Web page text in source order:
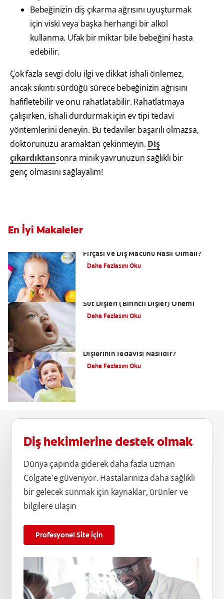
Bebeğinizin diş çıkarma ağrısını uyuşturmak
için viski veya başka herhangi bir alkol
kullanma. Ufak bir miktar bile bebeğini hasta
edebilir.
Çok fazla sevgi dolu ilgi ve dikkat ishali önlemez,
ancak sıkıntı sürdüğü sürece bebeğinizin ağrısını
hafifletebilir ve onu rahatlatabilir. Rahatlatmaya
çalışırken, ishali durdurmak için ev tipi tedavi
yöntemlerini deneyin. Bu tedaviler başarılı olmazsa,
doktorunuzu aramaktan çekinmeyin. Diş
çıkardıktansonra minik yavrunuzun sağlıklı bir
genç olmasını sağlayalım!
En İyi Makaleler
Fırçası ve Diş Macunu Nasıl Olmalı?
Daha Fazlasını Oku
Süt Dişleri (Birincil Dişler) Önemi
Daha Fazlasını Oku
Dişlerinin Tedavisi Nasıldır?
Daha Fazlasını Oku
Diş hekimlerine destek olmak
Dünya çapında giderek daha fazla uzman
Colgate'e güveniyor. Hastalarınıza daha sağlıklı
bir gelecek sunmak için kaynaklar, ürünler ve
bilgilere ulaşın
Profesyonel Site İçin